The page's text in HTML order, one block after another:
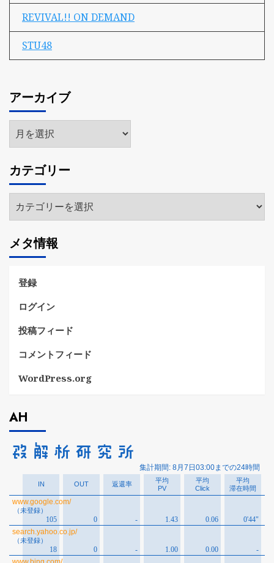
REVIVAL!! ON DEMAND
STU48
アーカイブ
ア
ー
イ
ブ
カテゴリー
テ
リ
ー
メタ情報
登録
ログイン
投稿フィード
コメントフィード
WordPress.org
AH